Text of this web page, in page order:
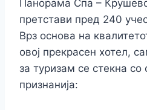
Панорама Спа –
претстави пред 240
Врз основа на
овој прекрасен хотел,
за туризам се стекна
признанија: